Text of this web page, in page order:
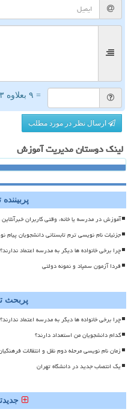
= ۹ بعلاوه ۳
ارسال نظر در مورد مطلب
لینک دوستان مدیریت آموزش
آموزش در مدرسه یا خانه، وقتی کاربران
جزئیات نام نویسی ترم تابستانی دانشجویان پیام
چرا برخی خانواده ها دیگر به مدرسه اعتماد ندارند؟
فردا آزمون سمپاد و نمونه دولتی
پربحث
چرا برخی خانواده ها دیگر به مدرسه اعتماد ندارند؟
کدام دانشجویان من استعداد دارند؟
زمان نام نویسی مرحله دوم نقل و انتقالات
یک انتصاب جدید در دانشگاه تهران